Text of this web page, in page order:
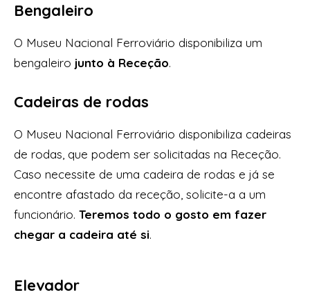
Bengaleiro
O Museu Nacional Ferroviário disponibiliza um
bengaleiro junto à Receção.
Cadeiras de rodas
O Museu Nacional Ferroviário disponibiliza cadeiras
de rodas, que podem ser solicitadas na Receção.
Caso necessite de uma cadeira de rodas e já se
encontre afastado da receção, solicite-a a um
funcionário. Teremos todo o gosto em fazer
chegar a cadeira até si.
Elevador